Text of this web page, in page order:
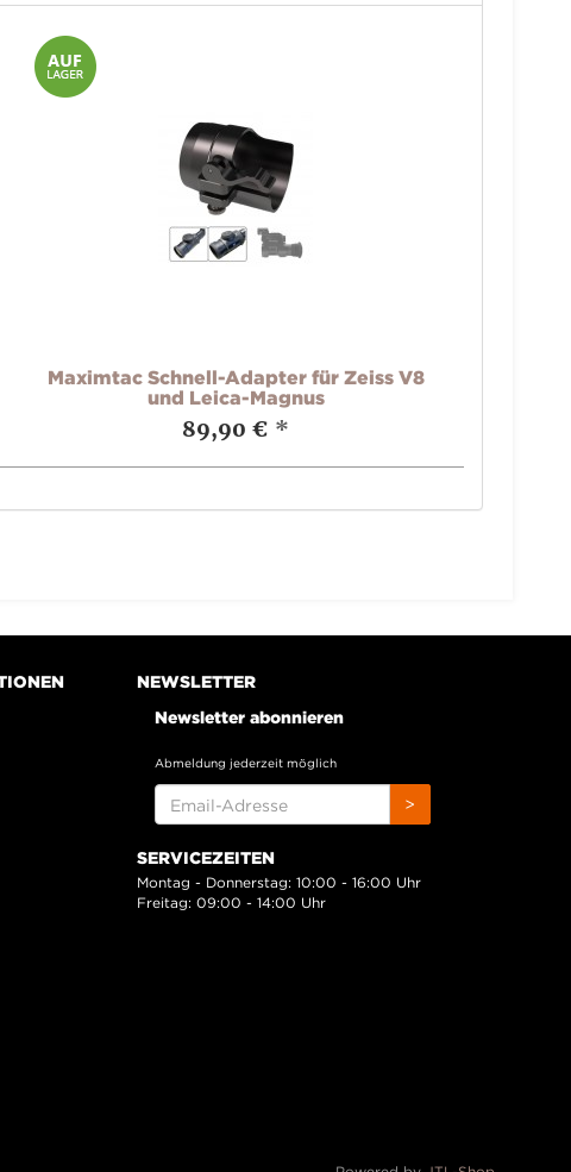
Maximtac Schnell-Adapter für Zeiss V8
und Leica-Magnus
89,90 € *
NEWSLETTER
Newsletter abonnieren
Abmeldung jederzeit möglich
ADRESSE
>
SERVICEZEITEN
Montag - Donnerstag: 10:00 - 16:00 Uhr
Freitag: 09:00 - 14:00 Uhr